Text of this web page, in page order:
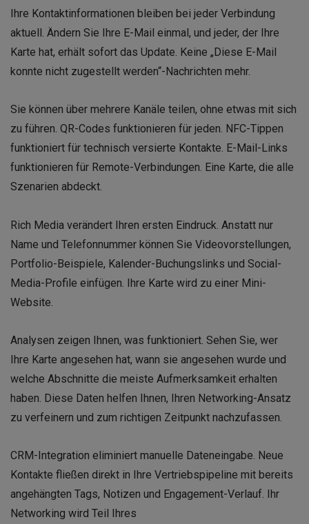
Ihre Kontaktinformationen bleiben bei jeder Verbindung
aktuell. Ändern Sie Ihre E-Mail einmal, und jeder, der Ihre
Karte hat, erhält sofort das Update. Keine „Diese E-Mail
konnte nicht zugestellt werden“-Nachrichten mehr.
Sie können über mehrere Kanäle teilen, ohne etwas mit sich
zu führen. QR-Codes funktionieren für jeden. NFC-Tippen
funktioniert für technisch versierte Kontakte. E-Mail-Links
funktionieren für Remote-Verbindungen. Eine Karte, die alle
Szenarien abdeckt.
Rich Media verändert Ihren ersten Eindruck. Anstatt nur
Name und Telefonnummer können Sie Videovorstellungen,
Portfolio-Beispiele, Kalender-Buchungslinks und Social-
Media-Profile einfügen. Ihre Karte wird zu einer Mini-
Website.
Analysen zeigen Ihnen, was funktioniert. Sehen Sie, wer
Ihre Karte angesehen hat, wann sie angesehen wurde und
welche Abschnitte die meiste Aufmerksamkeit erhalten
haben. Diese Daten helfen Ihnen, Ihren Networking-Ansatz
zu verfeinern und zum richtigen Zeitpunkt nachzufassen.
CRM-Integration eliminiert manuelle Dateneingabe. Neue
Kontakte fließen direkt in Ihre Vertriebspipeline mit bereits
angehängten Tags, Notizen und Engagement-Verlauf. Ihr
Networking wird Teil Ihres